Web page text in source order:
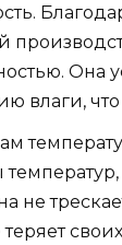
Она
влаги,
не